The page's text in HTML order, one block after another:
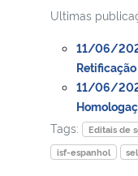
Gabinete de Segurança
Advocacia-Geral da União
Banco Central do Brasil
Ultimas
11/06/
11/06/
Tags:
Editais de
isf-espanhol